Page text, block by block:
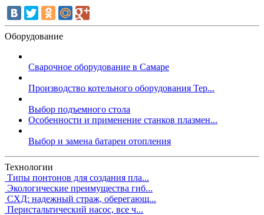
Оборудование
Сварочное оборудование в Самаре
Производство котельного оборудования Тер...
Выбор подъемного стола
Особенности и применение станков плазмен...
Выбор и замена батареи отопления
Технологии
Типы понтонов для создания пла...
Экологические преимущества гиб...
СХД: надежный страж, оберегающ...
Перистальтический насос, все ч...